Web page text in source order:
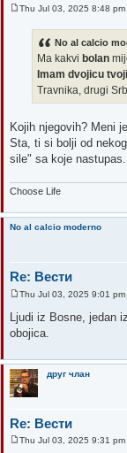
Thu Jul 03, 2025 8:48 pm
No al calcio
Ma kakvi bolan
Imam dvojicu
Travnika, drugi
Kojih njegovih? Meni
Sta, ti si bolji od
sile" sa koje nastupas.
Choose Life
No al calcio moderno
Re: Вести
s
t
Thu Jul 03, 2025 9:01 pm
Ljudi iz Bosne, jedan
obojica.
друг члан
Re: Вести
Thu Jul 03, 2025 9:31 pm